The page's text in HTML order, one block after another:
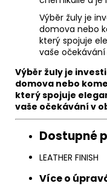
Výběr žuly je
domova nebo
který spojuje
vaše
Výběr žuly je
domova nebo
který spojuje
vaše očekávání v
Dostupné
LEATHER FINISH
Více o